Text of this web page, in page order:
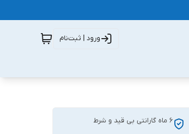
ورود | ثبت‌نام
6 ماه گارانتی بی قید و شرط